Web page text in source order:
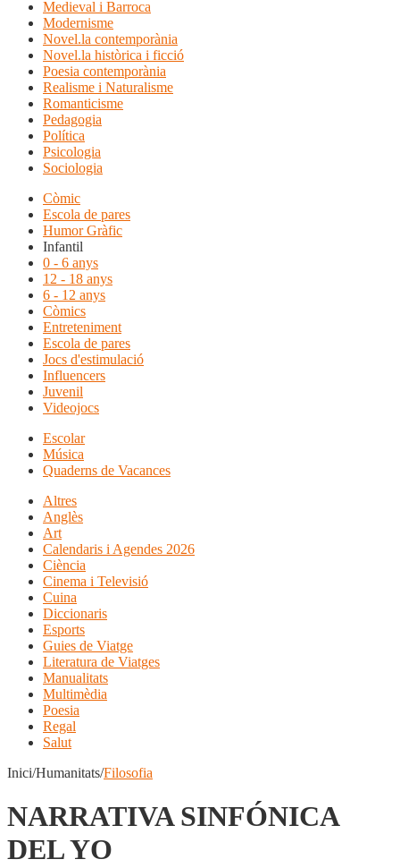
Medieval i Barroca
Modernisme
Novel.la contemporània
Novel.la històrica i ficció
Poesia contemporània
Realisme i Naturalisme
Romanticisme
Pedagogia
Política
Psicologia
Sociologia
Còmic
Escola de pares
Humor Gràfic
Infantil
0 - 6 anys
12 - 18 anys
6 - 12 anys
Còmics
Entreteniment
Escola de pares
Jocs d'estimulació
Influencers
Juvenil
Videojocs
Escolar
Música
Quaderns de Vacances
Altres
Anglès
Art
Calendaris i Agendes 2026
Ciència
Cinema i Televisió
Cuina
Diccionaris
Esports
Guies de Viatge
Literatura de Viatges
Manualitats
Multimèdia
Poesia
Regal
Salut
Inici/Humanitats/Filosofia
NARRATIVA SINFÓNICA
DEL YO